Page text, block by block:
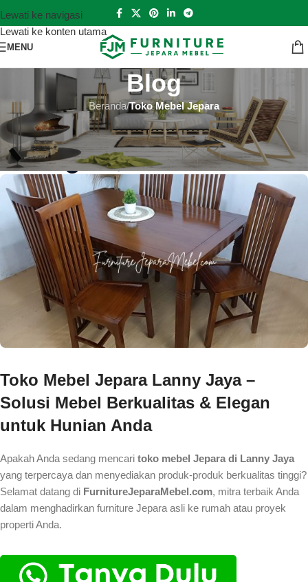
Lewati ke navigasi
Lewati ke konten utama
MENU
Blog
Beranda/Toko Mebel Jepara
TOKO MEBEL JEPARA
Toko Mebel Jepara Lanny Jaya
Hutankayu FurnitureAktif 2022-11-20
Toko Mebel Jepara Lanny Jaya –
Solusi Mebel Berkualitas & Elegan
untuk Hunian Anda
Apakah Anda sedang mencari toko mebel Jepara di Lanny Jaya
yang terpercaya dan menyediakan produk-produk berkualitas tinggi?
Selamat datang di FurnitureJeparaMebel.com, mitra terbaik Anda
dalam menghadirkan furniture Jepara asli ke rumah atau proyek
properti Anda.